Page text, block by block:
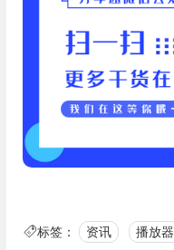
标签： 资讯 播放器